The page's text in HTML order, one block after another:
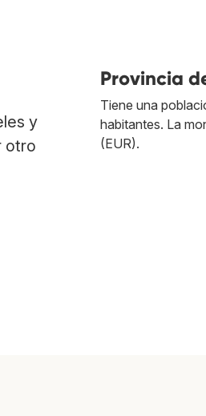
y
otro
Provincia
Tiene una
habitantes. La
(EUR).